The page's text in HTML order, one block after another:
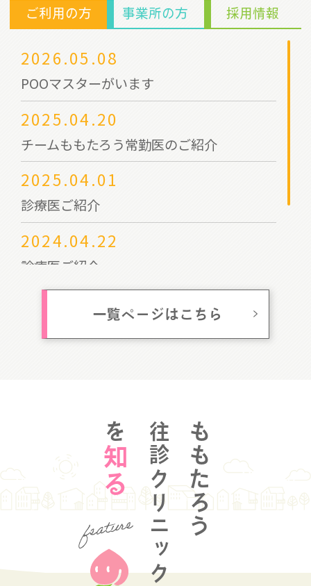
ご利用の方 事業所の方 採用情報
2026.05.08
POOマスターがいます
2025.04.20
チームももたろう常勤医のご紹介
2025.04.01
診療医ご紹介
2024.04.22
診療医ご紹介
岡山市民と医師会の集いご案内
一覧ページはこちら
ももたろう
往診クリニック
を
知る